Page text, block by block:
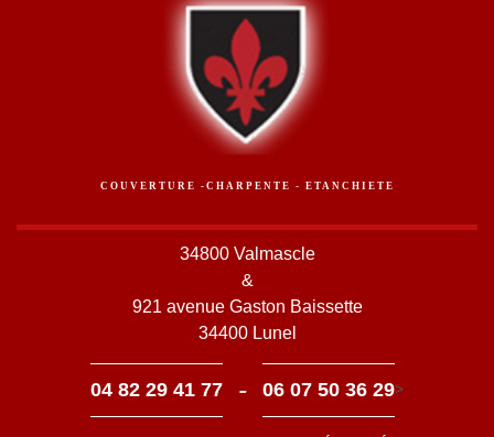
COUVERTURE -CHARPENTE - ETANCHIETE
34800 Valmascle
&
921 avenue Gaston Baissette
34400 Lunel
04 82 29 41 77 - 06 07 50 36 29>